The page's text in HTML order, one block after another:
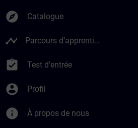
explore Catalogue
timeline Parcours d’apprentissage
assignment_turned_in Test d'entrée
account_circle Profil
info À propos de nous